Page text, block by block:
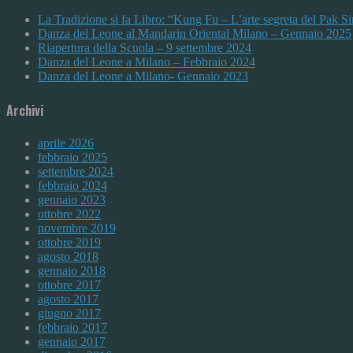
La Tradizione si fa Libro: “Kung Fu – L’arte segreta del Pak
Danza del Leone al Mandarin Oriental Milano – Gennaio 2025
Riapertura della Scuola – 9 settembre 2024
Danza del Leone a Milano – Febbraio 2024
Danza del Leone a Milano- Gennaio 2023
Archivi
aprile 2026
febbraio 2025
settembre 2024
febbraio 2024
gennaio 2023
ottobre 2022
novembre 2019
ottobre 2019
agosto 2018
gennaio 2018
ottobre 2017
agosto 2017
giugno 2017
febbraio 2017
gennaio 2017